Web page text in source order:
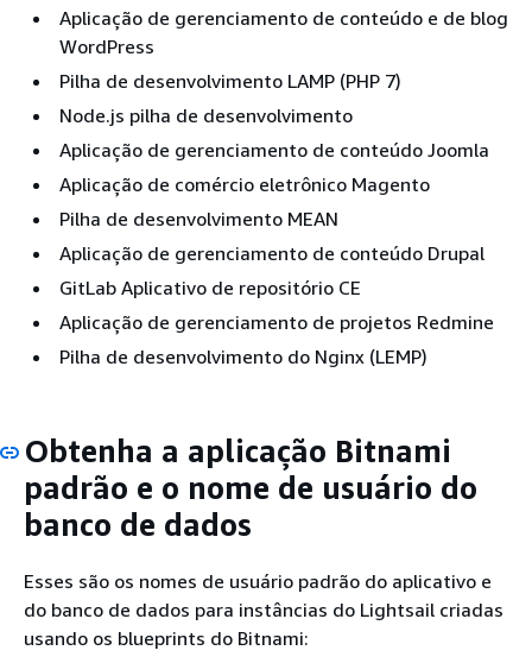
Aplicação de gerenciamento de conteúdo e de blog
WordPress
Pilha de desenvolvimento LAMP (PHP 7)
Node.js pilha de desenvolvimento
Aplicação de gerenciamento de conteúdo Joomla
Aplicação de comércio eletrônico Magento
Pilha de desenvolvimento MEAN
Aplicação de gerenciamento de conteúdo Drupal
GitLab Aplicativo de repositório CE
Aplicação de gerenciamento de projetos Redmine
Pilha de desenvolvimento do Nginx (LEMP)
Obtenha a aplicação Bitnami
padrão e o nome de usuário do
banco de dados
Esses são os nomes de usuário padrão do aplicativo e
do banco de dados para instâncias do Lightsail criadas
usando os blueprints do Bitnami: